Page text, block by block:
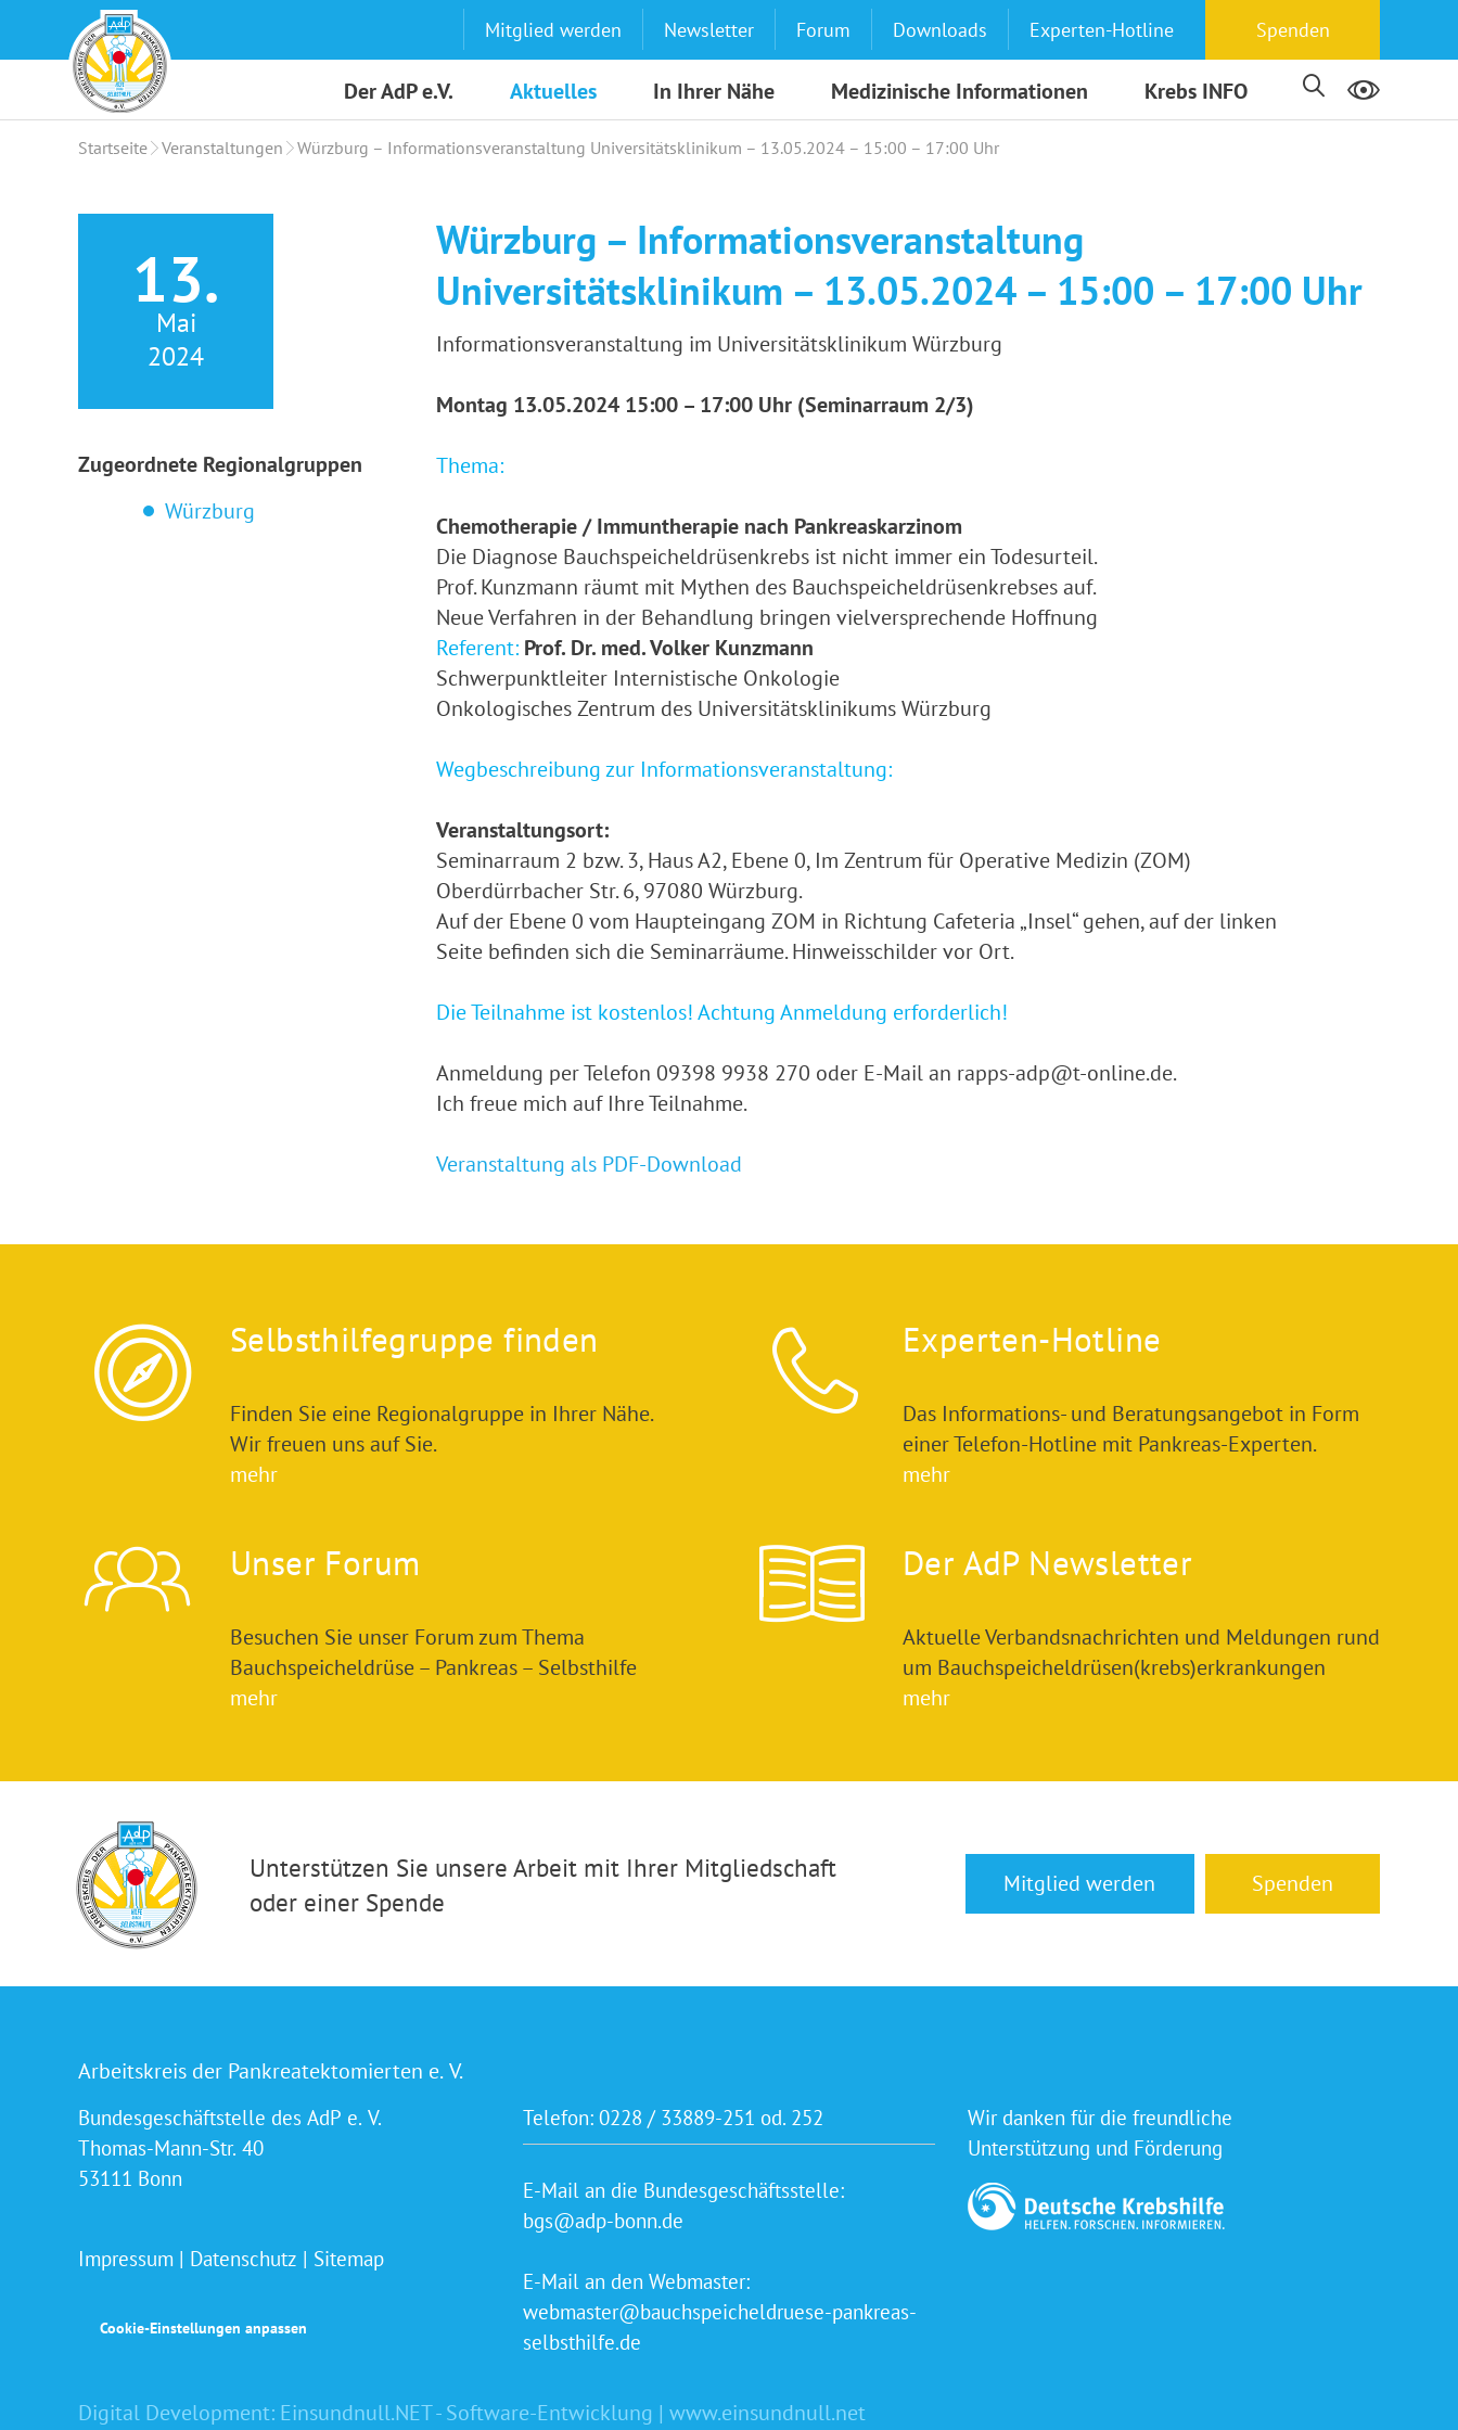
Mitglied werden Newsletter Forum Downloads Experten-Hotline Spenden
Der AdP e.V. Aktuelles In Ihrer Nähe Medizinische Informationen Krebs INFO
Startseite Veranstaltungen Würzburg – Informationsveranstaltung Universitätsklinikum – 13.05.2024 – 15:00 – 17:00 Uhr
13.
Mai
2024
Zugeordnete Regionalgruppen
Würzburg
Würzburg – Informationsveranstaltung
Universitätsklinikum – 13.05.2024 – 15:00 – 17:00 Uhr
Informationsveranstaltung im Universitätsklinikum Würzburg
Montag 13.05.2024 15:00 – 17:00 Uhr (Seminarraum 2/3)
Thema:
Chemotherapie / Immuntherapie nach Pankreaskarzinom
Die Diagnose Bauchspeicheldrüsenkrebs ist nicht immer ein Todesurteil.
Prof. Kunzmann räumt mit Mythen des Bauchspeicheldrüsenkrebses auf.
Neue Verfahren in der Behandlung bringen vielversprechende Hoffnung
Referent: Prof. Dr. med. Volker Kunzmann
Schwerpunktleiter Internistische Onkologie
Onkologisches Zentrum des Universitätsklinikums Würzburg
Wegbeschreibung zur Informationsveranstaltung:
Veranstaltungsort:
Seminarraum 2 bzw. 3, Haus A2, Ebene 0, Im Zentrum für Operative Medizin (ZOM)
Oberdürrbacher Str. 6, 97080 Würzburg.
Auf der Ebene 0 vom Haupteingang ZOM in Richtung Cafeteria „Insel“ gehen, auf der linken
Seite befinden sich die Seminarräume. Hinweisschilder vor Ort.
Die Teilnahme ist kostenlos! Achtung Anmeldung erforderlich!
Anmeldung per Telefon 09398 9938 270 oder E-Mail an rapps-adp@t-online.de.
Ich freue mich auf Ihre Teilnahme.
Veranstaltung als PDF-Download
Selbsthilfegruppe finden
Finden Sie eine Regionalgruppe in Ihrer Nähe.
Wir freuen uns auf Sie.
mehr
Experten-Hotline
Das Informations- und Beratungsangebot in Form
einer Telefon-Hotline mit Pankreas-Experten.
mehr
Unser Forum
Besuchen Sie unser Forum zum Thema
Bauchspeicheldrüse – Pankreas – Selbsthilfe
mehr
Der AdP Newsletter
Aktuelle Verbandsnachrichten und Meldungen rund
um Bauchspeicheldrüsen(krebs)erkrankungen
mehr
Unterstützen Sie unsere Arbeit mit Ihrer Mitgliedschaft
oder einer Spende
Mitglied werden Spenden
Arbeitskreis der Pankreatektomierten e. V.
Bundesgeschäftstelle des AdP e. V.
Thomas-Mann-Str. 40
53111 Bonn
Impressum | Datenschutz | Sitemap
Cookie-Einstellungen anpassen
Telefon: 0228 / 33889-251 od. 252
E-Mail an die Bundesgeschäftsstelle:
bgs@adp-bonn.de
E-Mail an den Webmaster:
webmaster@bauchspeicheldruese-pankreas-
selbsthilfe.de
Wir danken für die freundliche
Unterstützung und Förderung
Digital Development: Einsundnull.NET - Software-Entwicklung | www.einsundnull.net